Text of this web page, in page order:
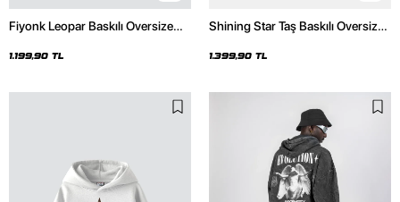
Fiyonk Leopar Baskılı Oversize
1.199,90 TL
Shining Star Taş Baskılı Oversize
Hoodie
1.399,90 TL